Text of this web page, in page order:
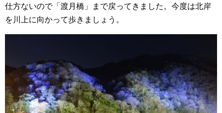
仕方ないので「渡月橋」まで戻ってきました。今度は北岸
を川上に向かって歩きましょう。